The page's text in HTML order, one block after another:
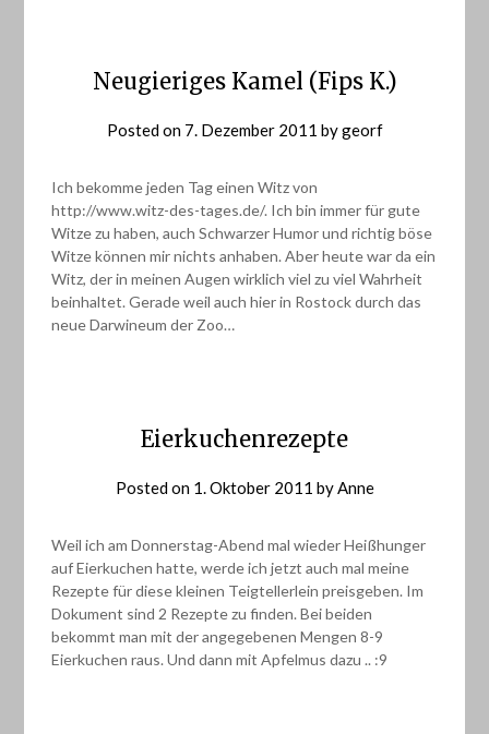
Neugieriges Kamel (Fips K.)
Posted on 7. Dezember 2011 bygeorf
Ich bekomme jeden Tag einen Witz von
http://www.witz-des-tages.de/. Ich bin immer für gute
Witze zu haben, auch Schwarzer Humor und richtig böse
Witze können mir nichts anhaben. Aber heute war da ein
Witz, der in meinen Augen wirklich viel zu viel Wahrheit
beinhaltet. Gerade weil auch hier in Rostock durch das
neue Darwineum der Zoo…
Eierkuchenrezepte
Posted on 1. Oktober 2011 byAnne
Weil ich am Donnerstag-Abend mal wieder Heißhunger
auf Eierkuchen hatte, werde ich jetzt auch mal meine
Rezepte für diese kleinen Teigtellerlein preisgeben. Im
Dokument sind 2 Rezepte zu finden. Bei beiden
bekommt man mit der angegebenen Mengen 8-9
Eierkuchen raus. Und dann mit Apfelmus dazu .. :9